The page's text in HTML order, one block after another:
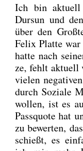
Ich bin aktu­ell
Dursun und
über den
Felix Plat­te
hat­te nach
ze, fehlt aktu­ell
vie­len
durch Sozia­le
wol­len, ist es
Pass­quo­te hat
zu bewer­ten,
schießt, es